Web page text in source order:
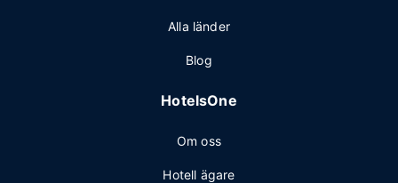
Alla länder
Blog
HotelsOne
Om oss
Hotell ägare